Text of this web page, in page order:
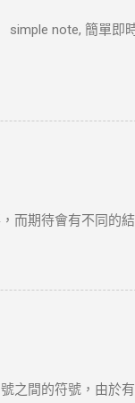
simple note, 簡單即
而期待會有不同的
之間的符號，由於